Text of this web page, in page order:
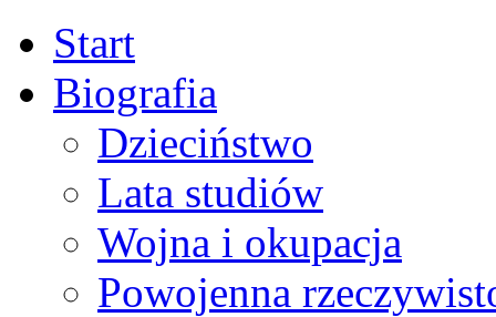
Start
Biografia
Dzieciństwo
Lata studiów
Wojna i okupacja
Powojenna